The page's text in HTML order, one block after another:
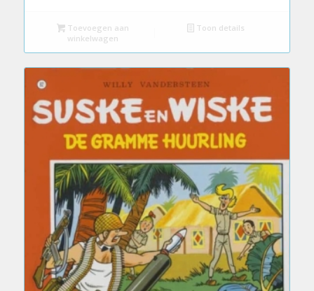
was:
€9.95.
is:
€6.95.
Toevoegen aan
winkelwagen
Toon details